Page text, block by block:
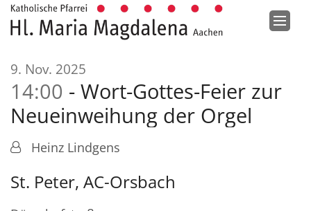
Zum Inhalt springen
9. Nov. 2025
14:00
Wort-Gottes-Feier zur
Neueinweihung der Orgel
Heinz Lindgens
St. Peter, AC-Orsbach